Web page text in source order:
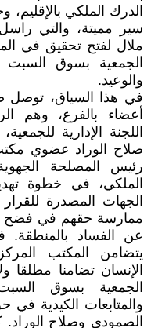
الدرك الملكي
سير مميتة، والتي
ملال لفتح تحقيق في
الجمعية بسوق السبت
والوعيد.
في هذا السياق، توصل
أعضاء بالفرع، وهم
اللجنة الإدارية
صلاح الوراد عضوي
رئيس المصلحة
الملكي، في خطوة
الجهات المصدرة
ممارسة حقهم في فضح
عن الفساد بالمنطقة.
يتضامن المكتب
الإنسان تضامنا
الجمعية بسوق
والمتابعات الكيدية
الصمودي وصلاح